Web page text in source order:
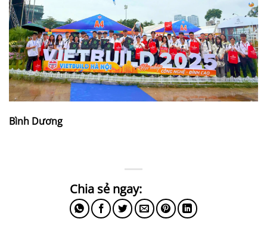
Bình Dương